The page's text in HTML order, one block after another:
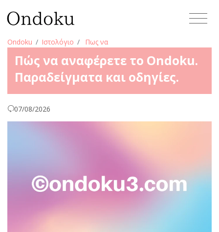
Ondoku Ιστολόγιο Πως να
Πώς να αναφέρετε το Ondoku.
Παραδείγματα και οδηγίες.
07/08/2026